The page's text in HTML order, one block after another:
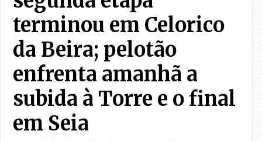
terminou em Celorico
da Beira; pelotão
enfrenta amanhã a
subida à Torre e o final
em Seia